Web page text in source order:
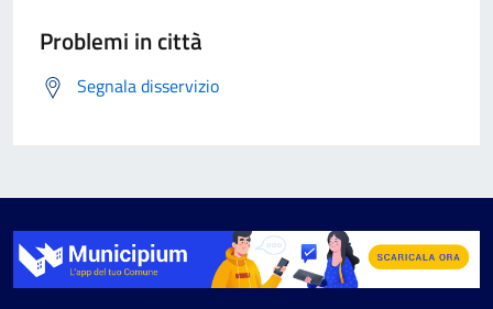
Problemi in città
Segnala disservizio